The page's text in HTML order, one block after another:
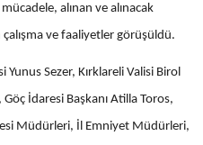
alınan ve alınacak
ve faaliyetler görüşüldü.
Sezer, Kırklareli Valisi Birol
İdaresi Başkanı Atilla Toros,
Müdürleri, İl Emniyet Müdürleri,